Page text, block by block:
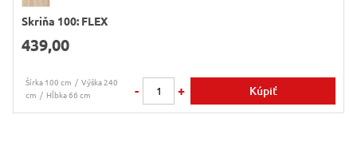
Skriňa 100: FLEX
439,00
Šírka 100 cm
Výška 240
cm
Hĺbka 66 cm - + Kúpiť